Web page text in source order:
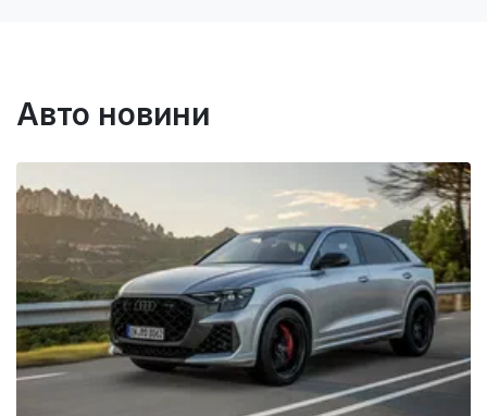
Авто новини